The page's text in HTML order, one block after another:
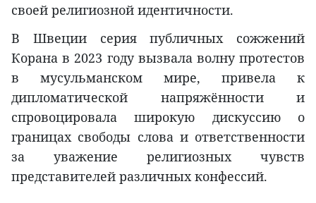
своей религиозной идентичности.
В Швеции серия публичных сожжений
Корана в 2023 году вызвала волну протестов
в мусульманском мире, привела к
дипломатической напряжённости и
спровоцировала широкую дискуссию о
границах свободы слова и ответственности
за уважение религиозных чувств
представителей различных конфессий.